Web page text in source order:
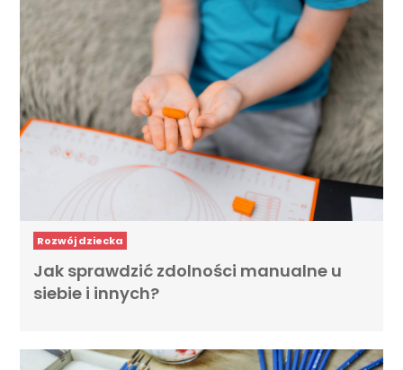
Rozwój dziecka
Jak sprawdzić zdolności manualne u
siebie i innych?